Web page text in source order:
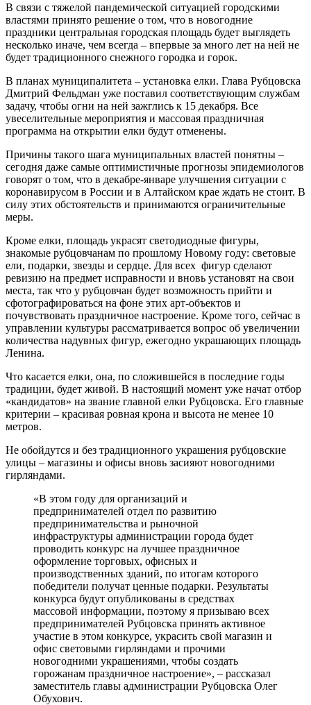
В связи с тяжелой пандемической ситуацией городскими
властями принято решение о том, что в новогодние
праздники центральная городская площадь будет выглядеть
несколько иначе, чем всегда – впервые за много лет на ней не
будет традиционного снежного городка и горок.
В планах муниципалитета – установка елки. Глава Рубцовска
Дмитрий Фельдман уже поставил соответствующим службам
задачу, чтобы огни на ней зажглись к 15 декабря. Все
увеселительные мероприятия и массовая праздничная
программа на открытии елки будут отменены.
Причины такого шага муниципальных властей понятны –
сегодня даже самые оптимистичные прогнозы эпидемиологов
говорят о том, что в декабре-январе улучшения ситуации с
коронавирусом в России и в Алтайском крае ждать не стоит. В
силу этих обстоятельств и принимаются ограничительные
меры.
Кроме елки, площадь украсят светодиодные фигуры,
знакомые рубцовчанам по прошлому Новому году: световые
ели, подарки, звезды и сердце. Для всех фигур сделают
ревизию на предмет исправности и вновь установят на свои
места, так что у рубцовчан будет возможность прийти и
сфотографироваться на фоне этих арт-объектов и
почувствовать праздничное настроение. Кроме того, сейчас в
управлении культуры рассматривается вопрос об увеличении
количества надувных фигур, ежегодно украшающих площадь
Ленина.
Что касается елки, она, по сложившейся в последние годы
традиции, будет живой. В настоящий момент уже начат отбор
«кандидатов» на звание главной елки Рубцовска. Его главные
критерии – красивая ровная крона и высота не менее 10
метров.
Не обойдутся и без традиционного украшения рубцовские
улицы – магазины и офисы вновь засияют новогодними
гирляндами.
«В этом году для организаций и
предпринимателей отдел по развитию
предпринимательства и рыночной
инфраструктуры администрации города будет
проводить конкурс на лучшее праздничное
оформление торговых, офисных и
производственных зданий, по итогам которого
победители получат ценные подарки. Результаты
конкурса будут опубликованы в средствах
массовой информации, поэтому я призываю всех
предпринимателей Рубцовска принять активное
участие в этом конкурсе, украсить свой магазин и
офис световыми гирляндами и прочими
новогодними украшениями, чтобы создать
горожанам праздничное настроение», – рассказал
заместитель главы администрации Рубцовска Олег
Обухович.